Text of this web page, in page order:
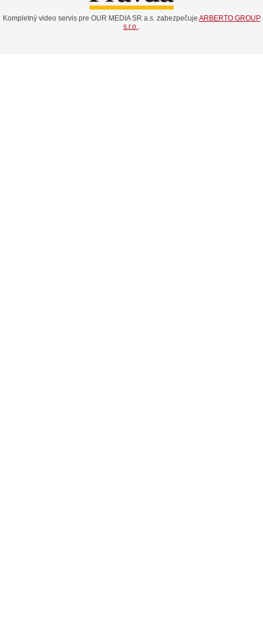
Kompletný video servis pre OUR MEDIA SR a.s. zabezpečuje ARBERTO GROUP
s.r.o.